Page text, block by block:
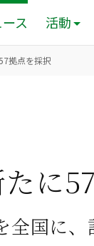
ス 活動
拠点を採択
たに
全国に